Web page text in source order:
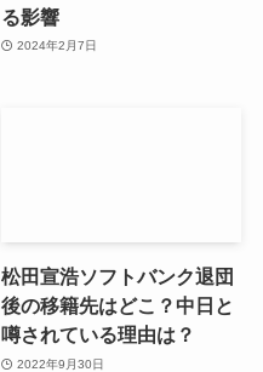
る影響
2024年2月7日
松田宣浩ソフトバンク退団
後の移籍先はどこ？中日と
噂されている理由は？
2022年9月30日